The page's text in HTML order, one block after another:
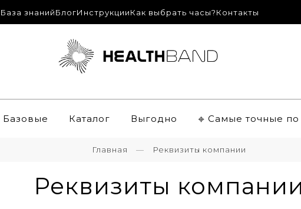
База знанийБлогИнструкцииКак выбрать часы?Контакты
Базовые Каталог Выгодно 𖦏 Самые точные
Главная Реквизиты компании
Реквизиты